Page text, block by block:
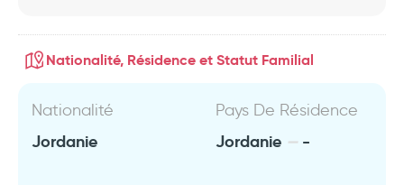
Nationalité, Résidence et Statut Familial
Nationalité
Jordanie
Pays De Résidence
Jordanie -